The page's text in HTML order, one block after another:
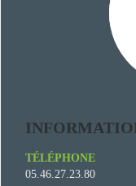
TÉLÉPHONE
05.46.27.23.80